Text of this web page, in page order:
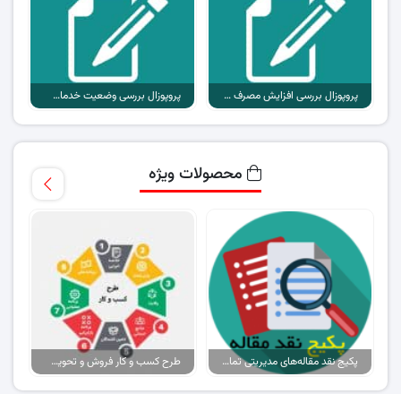
پروپوزال بررسی افزایش مصرف قلیان و دخانیات دانشجویان علوم پزشکی پروپوزال بررسی وضعیت خدمات اینترنتی در حوزه ورزش از دیدگاه
محصولات ویژه
پکیج نقد مقاله‌های مدیریتی تمام گرایش‌ها طرح کسب و کار فروش و تحویل پیتزا در ایران